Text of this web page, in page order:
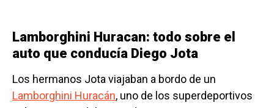
Lamborghini Huracan: todo sobre el
auto que conducía Diego Jota
Los hermanos Jota viajaban a bordo de un
Lamborghini Huracán, uno de los superdeportivos